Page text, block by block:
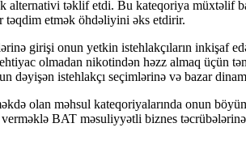
təklif etdi. Bu kateqoriya müxtəlif
təqdim etmək öhdəliyini əks etdirir.
girişi onun yetkin istehlakçıların inkişaf
olmadan nikotindən həzz almaq üçün
dəyişən istehlakçı seçimlərinə və bazar
olan məhsul kateqoriyalarında onun
BAT məsuliyyətli biznes